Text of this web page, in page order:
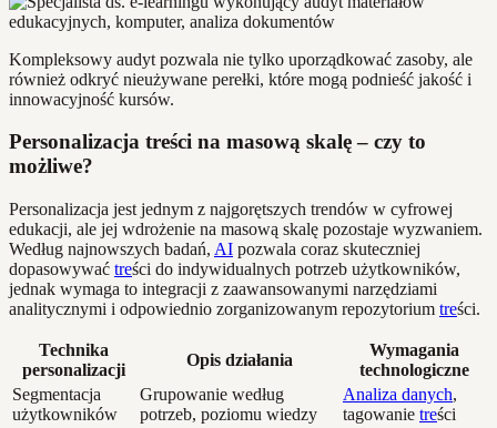
Kompleksowy audyt pozwala nie tylko uporządkować zasoby, ale
również odkryć nieużywane perełki, które mogą podnieść jakość i
innowacyjność kursów.
Personalizacja treści na masową skalę – czy to
możliwe?
Personalizacja jest jednym z najgorętszych trendów w cyfrowej
edukacji, ale jej wdrożenie na masową skalę pozostaje wyzwaniem.
Według najnowszych badań, AI pozwala coraz skuteczniej
dopasowywać treści do indywidualnych potrzeb użytkowników,
jednak wymaga to integracji z zaawansowanymi narzędziami
analitycznymi i odpowiednio zorganizowanym repozytorium treści.
Technika
personalizacji
Opis działania
Wymagania
technologiczne
Segmentacja
użytkowników
Grupowanie według
potrzeb, poziomu wiedzy
Analiza danych,
tagowanie treści